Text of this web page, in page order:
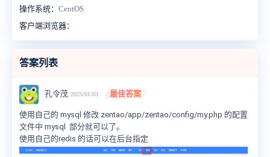
操作系统： CentOS
客户端浏览器：
答案列表
孔令茂 2025/01/03 最佳答案
使用自己的 mysql 修改 zentao/app/zentao/config/my.php 的配置
文件中 mysql 部分就可以了。
使用自己的redis 的话可以在后台指定